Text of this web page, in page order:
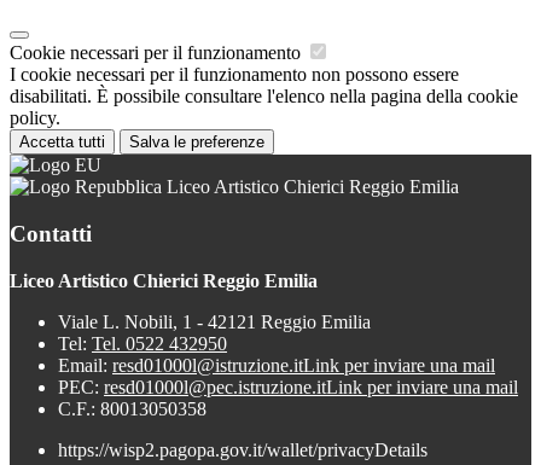
Cookie necessari per il funzionamento
I cookie necessari per il funzionamento non possono essere
disabilitati. È possibile consultare l'elenco nella pagina della cookie
policy.
Accetta tutti Salva le preferenze
Liceo Artistico Chierici Reggio Emilia
Contatti
Liceo Artistico Chierici Reggio Emilia
Viale L. Nobili, 1 - 42121 Reggio Emilia
Tel: Tel. 0522 432950
Email: resd01000l@istruzione.itLink per inviare una mail
PEC: resd01000l@pec.istruzione.itLink per inviare una mail
C.F.: 80013050358
https://wisp2.pagopa.gov.it/wallet/privacyDetails